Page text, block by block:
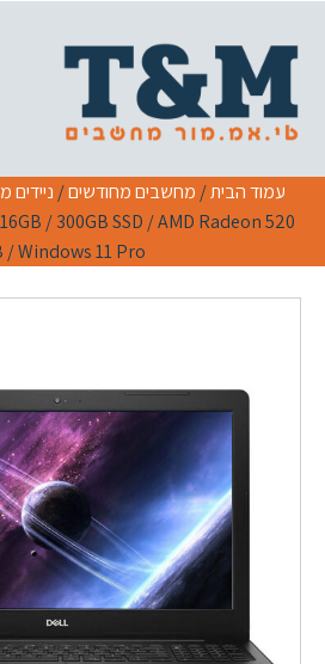
עמוד הבית/ מחשבים מחודשים/ ניידים
/ 300GB SSD / AMD Radeon 520
/ Windows 11 Pro